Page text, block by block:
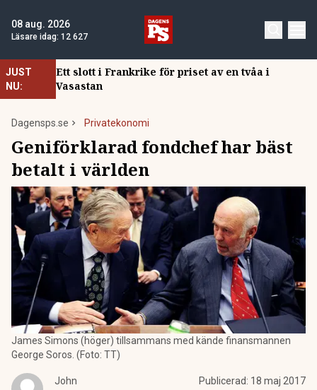
08 aug. 2026
Läsare idag: 12 627
JUST
NU:
Ett slott i Frankrike för priset av en tvåa i
Vasastan
Dagensps.se Privatekonomi
Geniförklarad fondchef har bäst
betalt i världen
James Simons (höger) tillsammans med kände finansmannen
George Soros. (Foto: TT)
John
Publicerad: 18 maj 2017